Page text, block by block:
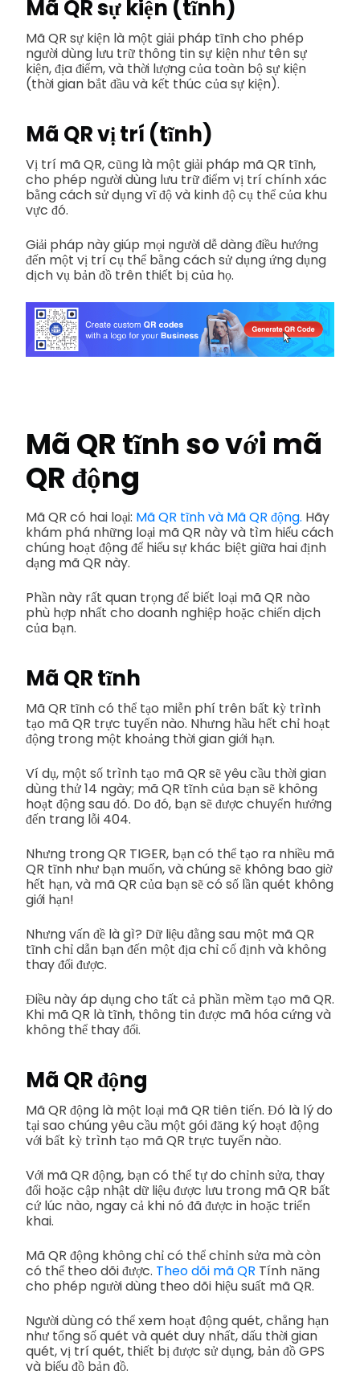
Mã QR sự kiện (tĩnh)
Mã QR sự kiện là một giải pháp tĩnh cho phép
người dùng lưu trữ thông tin sự kiện như tên sự
kiện, địa điểm, và thời lượng của toàn bộ sự kiện
(thời gian bắt đầu và kết thúc của sự kiện).
Mã QR vị trí (tĩnh)
Vị trí mã QR, cũng là một giải pháp mã QR tĩnh,
cho phép người dùng lưu trữ điểm vị trí chính xác
bằng cách sử dụng vĩ độ và kinh độ cụ thể của khu
vực đó.
Giải pháp này giúp mọi người dễ dàng điều hướng
đến một vị trí cụ thể bằng cách sử dụng ứng dụng
dịch vụ bản đồ trên thiết bị của họ.
Mã QR tĩnh so với mã
QR động
Mã QR có hai loại: Mã QR tĩnh và Mã QR động. Hãy
khám phá những loại mã QR này và tìm hiểu cách
chúng hoạt động để hiểu sự khác biệt giữa hai định
dạng mã QR này.
Phần này rất quan trọng để biết loại mã QR nào
phù hợp nhất cho doanh nghiệp hoặc chiến dịch
của bạn.
Mã QR tĩnh
Mã QR tĩnh có thể tạo miễn phí trên bất kỳ trình
tạo mã QR trực tuyến nào. Nhưng hầu hết chỉ hoạt
động trong một khoảng thời gian giới hạn.
Ví dụ, một số trình tạo mã QR sẽ yêu cầu thời gian
dùng thử 14 ngày; mã QR tĩnh của bạn sẽ không
hoạt động sau đó. Do đó, bạn sẽ được chuyển hướng
đến trang lỗi 404.
Nhưng trong QR TIGER, bạn có thể tạo ra nhiều mã
QR tĩnh như bạn muốn, và chúng sẽ không bao giờ
hết hạn, và mã QR của bạn sẽ có số lần quét không
giới hạn!
Nhưng vấn đề là gì? Dữ liệu đằng sau một mã QR
tĩnh chỉ dẫn bạn đến một địa chỉ cố định và không
thay đổi được.
Điều này áp dụng cho tất cả phần mềm tạo mã QR.
Khi mã QR là tĩnh, thông tin được mã hóa cứng và
không thể thay đổi.
Mã QR động
Mã QR động là một loại mã QR tiên tiến. Đó là lý do
tại sao chúng yêu cầu một gói đăng ký hoạt động
với bất kỳ trình tạo mã QR trực tuyến nào.
Với mã QR động, bạn có thể tự do chỉnh sửa, thay
đổi hoặc cập nhật dữ liệu được lưu trong mã QR bất
cứ lúc nào, ngay cả khi nó đã được in hoặc triển
khai.
Mã QR động không chỉ có thể chỉnh sửa mà còn
có thể theo dõi được. Theo dõi mã QR Tính năng
cho phép người dùng theo dõi hiệu suất mã QR.
Người dùng có thể xem hoạt động quét, chẳng hạn
như tổng số quét và quét duy nhất, dấu thời gian
quét, vị trí quét, thiết bị được sử dụng, bản đồ GPS
và biểu đồ bản đồ.